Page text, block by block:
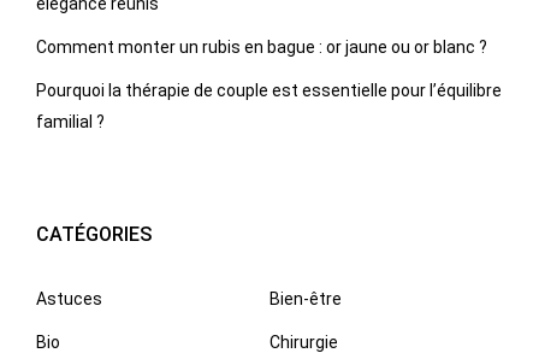
Comment monter un rubis en bague : or jaune ou or blanc ?
Pourquoi la thérapie de couple est essentielle pour l’équilibre
familial ?
CATÉGORIES
Astuces Bien-être
Bio Chirurgie